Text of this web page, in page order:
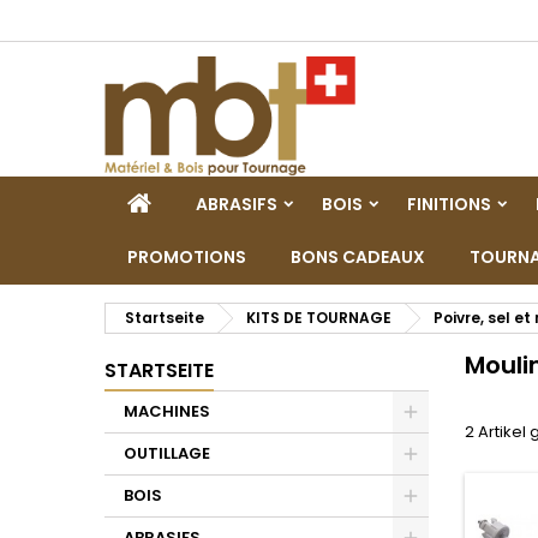
STARTSEITE
ABRASIFS BOIS FINITIONS
PROMOTIONS BONS CADEAUX
Startseite KITS DE TOURNAGE Poivre, sel
STARTSEITE
MACHINES
Toggle
OUTILLAGE
BOIS
Toggle
2 Artikel